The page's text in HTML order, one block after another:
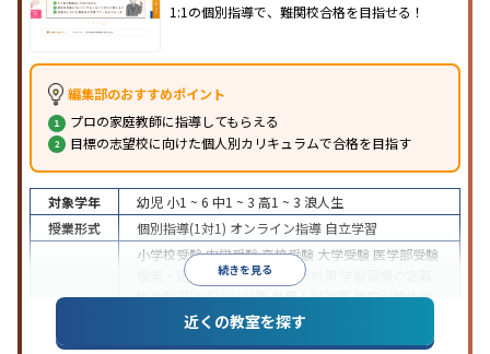
1:1の個別指導で、難関校合格を目指せる！
編集部のおすすめポイント
プロの家庭教師に指導してもらえる
目標の志望校に向けた個人別カリキュラムで合格を目指す
続きを見る
対象学年 幼児 小1 ~ 6 中1 ~ 3 高1 ~ 3 浪人生
授業形式
個別指導(1対1) オンライン指導 自立学習
小学校受験中学受験高校受験 大学受験 医学部受験
授業・定期テスト対策
内申点対策
総合型選抜(旧AO)対策推薦入試対策学校別特化対
国公立大対策私大対策 共通テスト対策
近くの教室を探す